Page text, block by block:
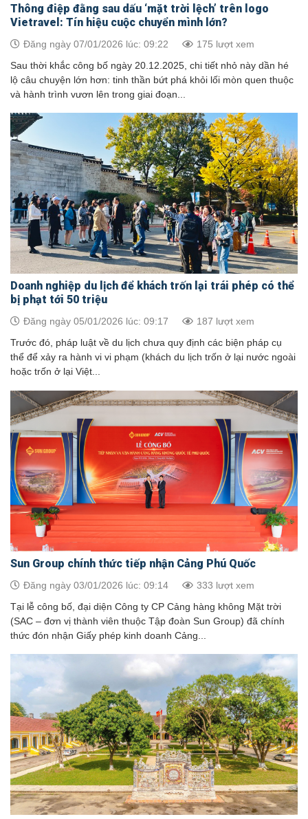
Thông điệp đằng sau dấu ‘mặt trời lệch’ trên logo
Vietravel: Tín hiệu cuộc chuyển mình lớn?
Đăng ngày 07/01/2026 lúc: 09:22 175 lượt xem
Sau thời khắc công bố ngày 20.12.2025, chi tiết nhỏ này dần hé
lộ câu chuyện lớn hơn: tinh thần bứt phá khỏi lối mòn quen thuộc
và hành trình vươn lên trong giai đoạn...
Doanh nghiệp du lịch để khách trốn lại trái phép có thể
bị phạt tới 50 triệu
Đăng ngày 05/01/2026 lúc: 09:17 187 lượt xem
Trước đó, pháp luật về du lịch chưa quy định các biện pháp cụ
thể để xảy ra hành vi vi phạm (khách du lịch trốn ở lại nước ngoài
hoặc trốn ở lại Việt...
Sun Group chính thức tiếp nhận Cảng Phú Quốc
Đăng ngày 03/01/2026 lúc: 09:14 333 lượt xem
Tại lễ công bố, đại diện Công ty CP Cảng hàng không Mặt trời
(SAC – đơn vị thành viên thuộc Tập đoàn Sun Group) đã chính
thức đón nhận Giấy phép kinh doanh Cảng...